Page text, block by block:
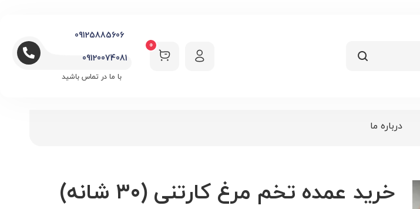
0
09125885606
09120074081
با ما در تماس باشید
درباره ما
خرید عمده تخم مرغ کارتنی (۳۰ شانه)